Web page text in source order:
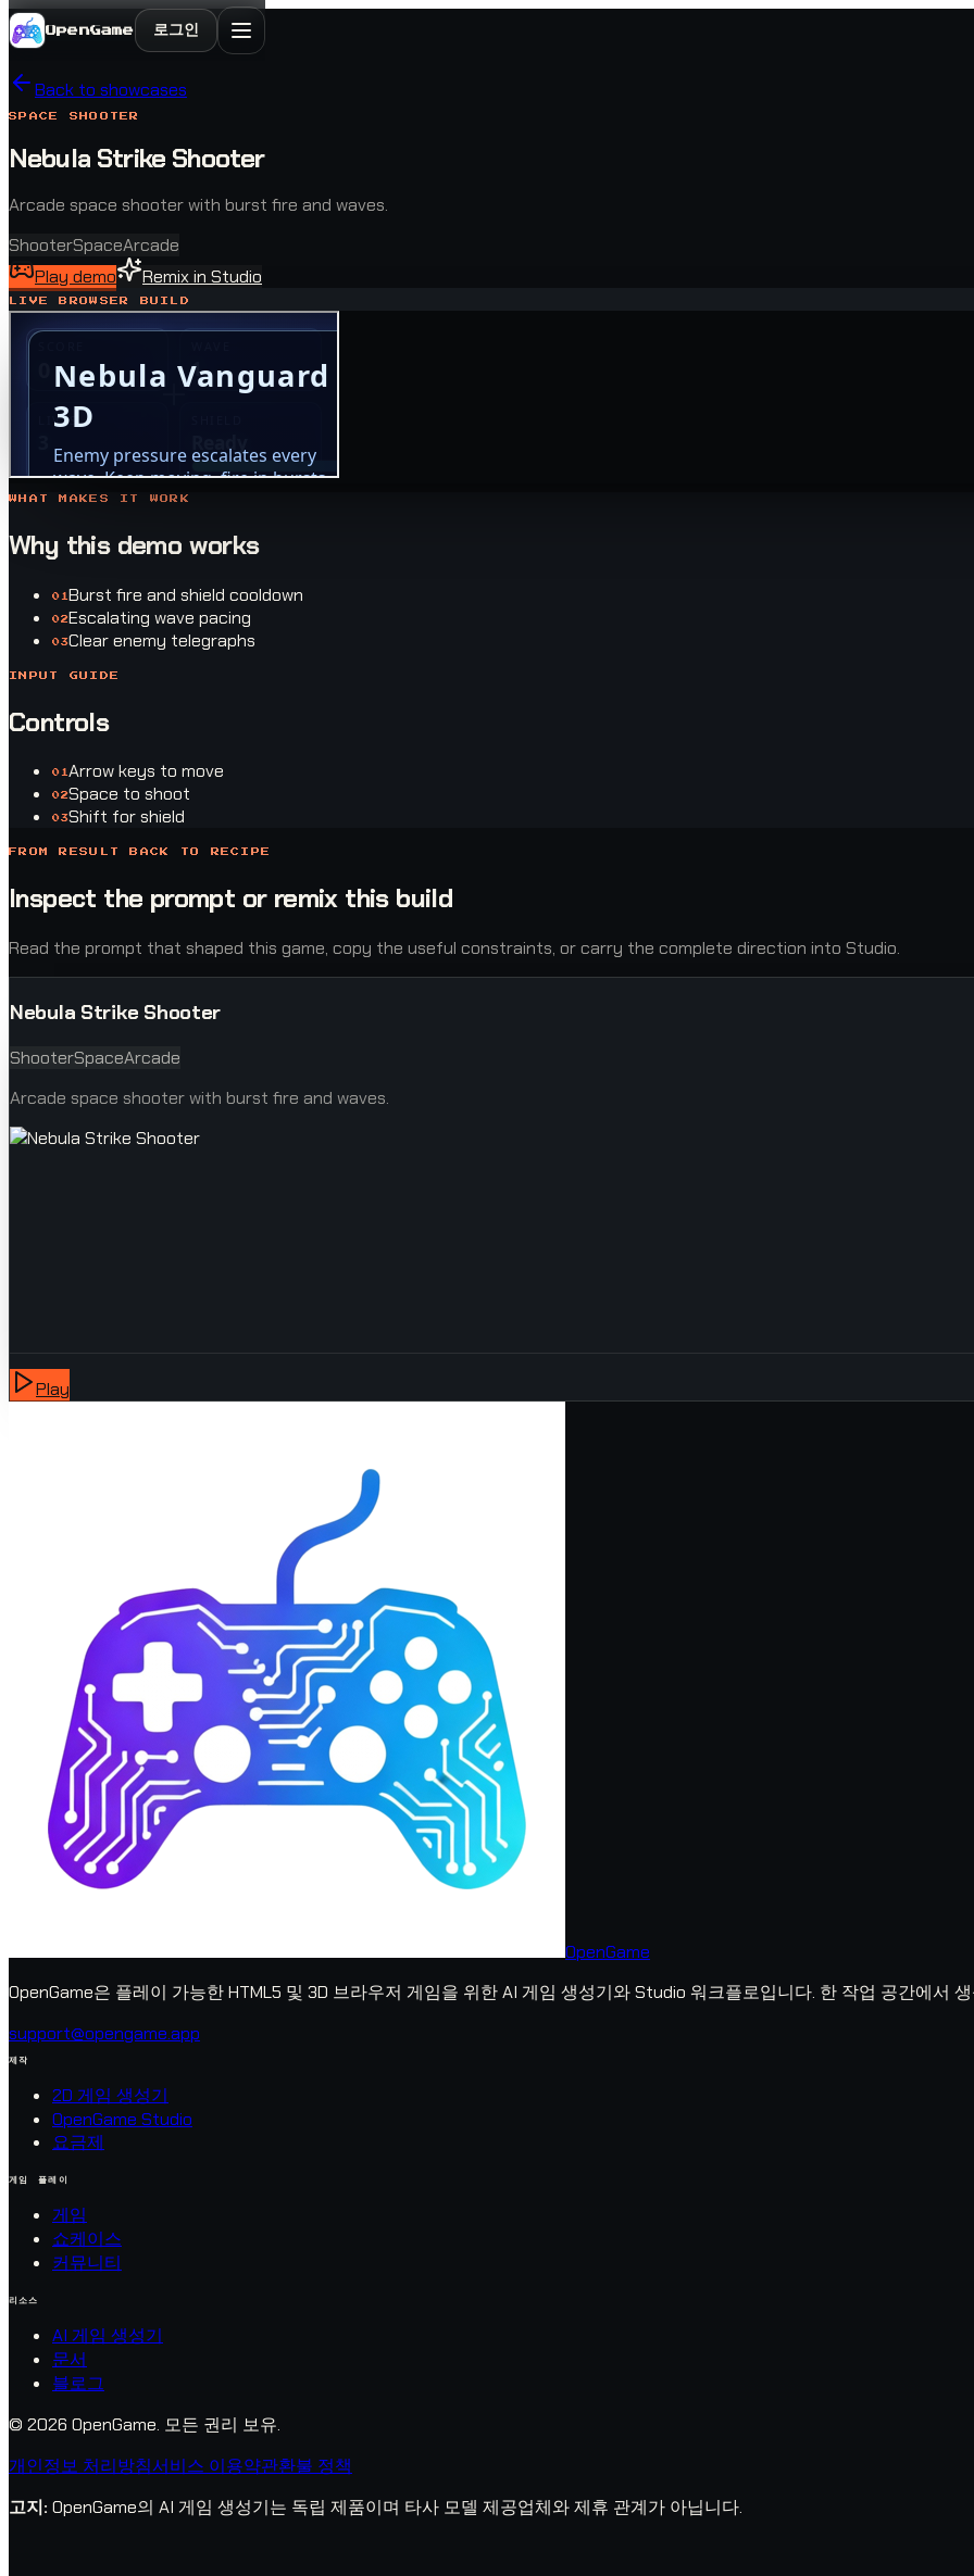
OpenGame 로그인
Back to showcases
SPACE SHOOTER
Nebula Strike Shooter
Arcade space shooter with burst fire and waves.
ShooterSpaceArcade
Play demo
Remix in Studio
LIVE BROWSER BUILD
WHAT MAKES IT WORK
Why this demo works
0 1 Burst fire and shield cooldown
02Escalating wave pacing
03Clear enemy telegraphs
INPUT GUIDE
Controls
01Arrow keys to move
02Space to shoot
03Shift for shield
FROM RESULT BACK TO RECIPE
Inspect the prompt or remix this build
Read the prompt that shaped this game, copy the useful constraints, or carry the complete direction into Studio.
Nebula Strike Shooter
ShooterSpaceArcade
Arcade space shooter with burst fire and waves.
Play
OpenGame
OpenGame은 플레이 가능한 HTML5 및 3D 브라우저 게임을 위한 AI 게임 생성기와 Studio 워크플로입니다. 한 작업 공간에서
support@opengame.app
제작
2D 게임 생성기
OpenGame Studio
요금제
게임 플레이
게임
쇼케이스
커뮤니티
리소스
AI 게임 생성기
문서
블로그
© 2026 OpenGame. 모든 권리 보유.
개인정보 처리방침서비스 이용약관환불 정책
고지: OpenGame의 AI 게임 생성기는 독립 제품이며 타사 모델 제공업체와 제휴 관계가 아닙니다.